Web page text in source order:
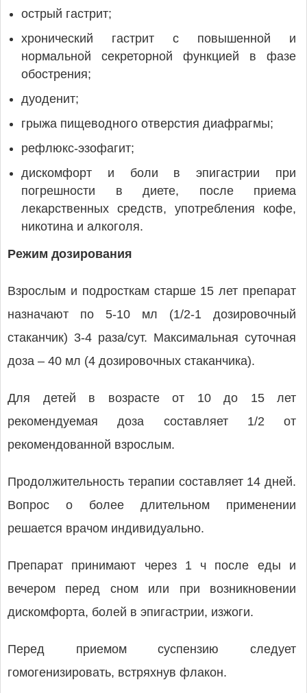
острый гастрит;
хронический гастрит с повышенной и
нормальной секреторной функцией в фазе
обострения;
дуоденит;
грыжа пищеводного отверстия диафрагмы;
рефлюкс-эзофагит;
дискомфорт и боли в эпигастрии при
погрешности в диете, после приема
лекарственных средств, употребления кофе,
никотина и алкоголя.
Режим дозирования
Взрослым и подросткам старше 15 лет препарат
назначают по 5-10 мл (1/2-1 дозировочный
стаканчик) 3-4 раза/сут. Максимальная суточная
доза – 40 мл (4 дозировочных стаканчика).
Для детей в возрасте от 10 до 15 лет
рекомендуемая доза составляет 1/2 от
рекомендованной взрослым.
Продолжительность терапии составляет 14 дней.
Вопрос о более длительном применении
решается врачом индивидуально.
Препарат принимают через 1 ч после еды и
вечером перед сном или при возникновении
дискомфорта, болей в эпигастрии, изжоги.
Перед приемом суспензию следует
гомогенизировать, встряхнув флакон.